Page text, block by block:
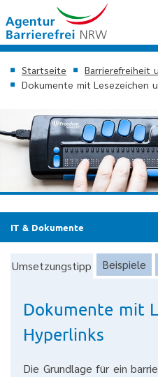
Startseite Barrierefreiheit
Dokumente mit Lesezeichen
IT & Dokumente
Umsetzungstipp Beispiele
Dokumente mit
Hyperlinks
Die Grundlage für ein